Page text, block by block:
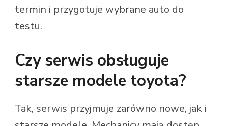
termin i przygotuje wybrane auto do
testu.
Czy serwis obsługuje
starsze modele toyota?
Tak, serwis przyjmuje zarówno nowe, jak i